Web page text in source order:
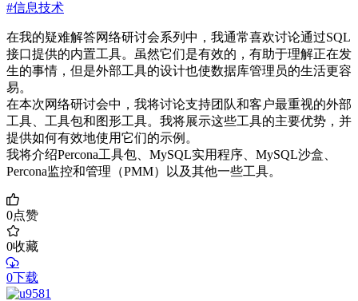
#信息技术
在我的疑难解答网络研讨会系列中，我通常喜欢讨论通过SQL
接口提供的内置工具。虽然它们是有效的，有助于理解正在发
生的事情，但是外部工具的设计也使数据库管理员的生活更容
易。
在本次网络研讨会中，我将讨论支持团队和客户最重视的外部
工具、工具包和图形工具。我将展示这些工具的主要优势，并
提供如何有效地使用它们的示例。
我将介绍Percona工具包、MySQL实用程序、MySQL沙盒、
Percona监控和管理（PMM）以及其他一些工具。
0点赞
0收藏
0下载